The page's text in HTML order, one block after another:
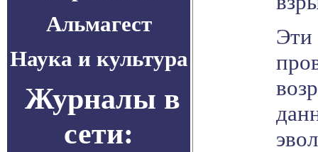
Альмагест
Наука и культура
Журналы в
сети:
Эти